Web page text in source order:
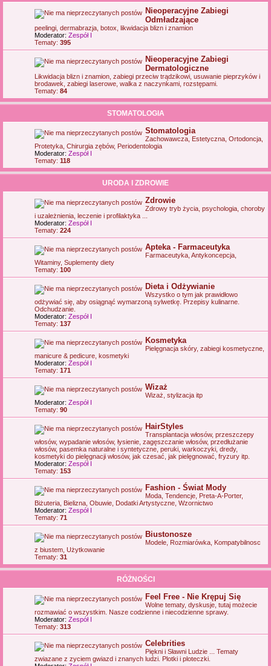
Nieoperacyjne Zabiegi
Odmładzające
peelingi, dermabrazja, botox, likwidacja blizn i znamion
Moderator: Zespół I
Tematy: 395
Nieoperacyjne Zabiegi
Dermatologiczne
Likwidacja blizn i znamion, zabiegi przeciw trądzikowi, usuwanie pieprzyków i
brodawek, zabiegi laserowe, walka z naczynkami, rozstępami.
Tematy: 84
STOMATOLOGIA
Stomatologia
Zachowawcza, Estetyczna, Ortodoncja,
Protetyka, Chirurgia zębów, Periodentologia
Moderator: Zespół I
Tematy: 118
URODA I ZDROWIE
Zdrowie
Zdrowy tryb życia, psychologia, choroby
i uzależnienia, leczenie i profilaktyka ...
Moderator: Zespół I
Tematy: 224
Apteka - Farmaceutyka
Farmaceutyka, Antykoncepcja,
Witaminy, Suplementy diety
Tematy: 100
Dieta i Odżywianie
Wszystko o tym jak prawidłowo
odżywiać się, aby osiągnąć wymarzoną sylwetkę. Przepisy kulinarne.
Odchudzanie.
Moderator: Zespół I
Tematy: 137
Kosmetyka
Pielęgnacja skóry, zabiegi kosmetyczne,
manicure & pedicure, kosmetyki
Moderator: Zespół I
Tematy: 171
Wizaż
Wizaż, stylizacja itp
Moderator: Zespół I
Tematy: 90
HairStyles
Transplantacja włosów, przeszczepy
włosów, wypadanie włosów, łysienie, zagęszczanie włosów, przedłużanie
włosów, pasemka naturalne i syntetyczne, peruki, warkoczyki, dredy,
kosmetyki do pielęgnacji włosów, jak czesać, jak pielęgnować, fryzury itp.
Moderator: Zespół I
Tematy: 153
Fashion - Świat Mody
Moda, Tendencje, Preta-A-Porter,
Biżuteria, Bielizna, Obuwie, Dodatki Artystyczne, Wzornictwo
Moderator: Zespół I
Tematy: 71
Biustonosze
Modele, Rozmiarówka, Kompatybilnosc
z biustem, Użytkowanie
Tematy: 31
RÓŻNOŚCI
Feel Free - Nie Krępuj Się
Wolne tematy, dyskusje, tutaj możecie
rozmawiać o wszystkim. Nasze codzienne i niecodzienne sprawy.
Moderator: Zespół I
Tematy: 313
Celebrities
Piękni i Sławni Ludzie ... Tematy
zwiazane z zyciem gwiazd i znanych ludzi. Plotki i ploteczki.